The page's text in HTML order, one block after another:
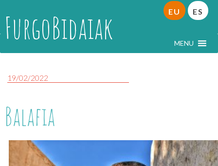
FurgoBidaiak MENU
EU ES
19/02/2022
Balafia